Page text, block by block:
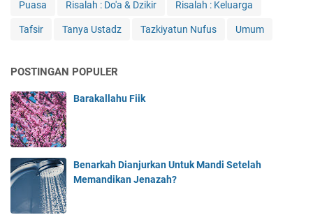
Puasa Risalah : Do'a & Dzikir Risalah : Keluarga
Tafsir Tanya Ustadz Tazkiyatun Nufus Umum
POSTINGAN POPULER
Barakallahu Fiik
Benarkah Dianjurkan Untuk Mandi Setelah
Memandikan Jenazah?